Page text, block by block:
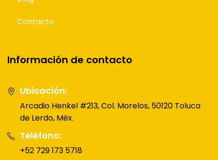
Contacto
Información de contacto
Ubicación:
Arcadio Henkel #213, Col. Morelos, 50120 Toluca
de Lerdo, Méx.
Teléfono:
+52 729 173 5718